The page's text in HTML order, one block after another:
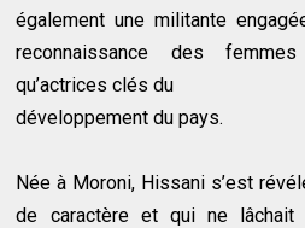
également une militante
reconnaissance des
qu’actrices clés du
développement du pays.
Née à Moroni, Hissani s’est
de caractère et qui ne